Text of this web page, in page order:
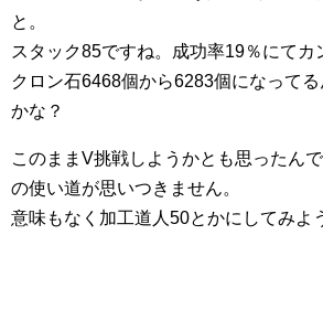
と。
スタック85ですね。成功率19％にてカ
クロン石6468個から6283個になって
かな？
このままV挑戦しようかとも思ったん
の使い道が思いつきません。
意味もなく加工道人50とかにしてみよ